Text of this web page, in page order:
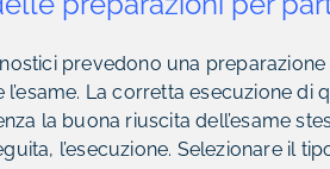
prevedono una
La corretta esecuzione
la buona riuscita dell’esame
l’esecuzione. Selezionare il